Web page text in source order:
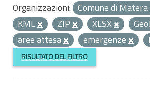
Organizzazioni: Comune di Matera
KML
ZIP XLSX
aree attesa
emergenze
RISULTATO DEL FILTRO